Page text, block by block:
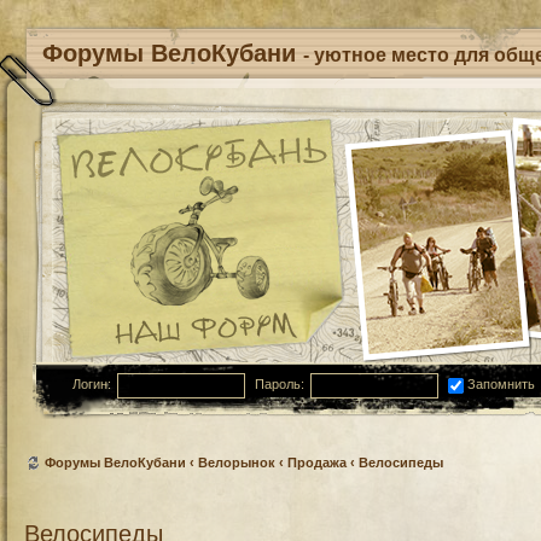
Форумы ВелоКубани - уютное место для
Логин: Пароль: Запомнить
Форумы ВелоКубани ‹ Велорынок ‹ Продажа ‹ Велосипеды
Велосипеды